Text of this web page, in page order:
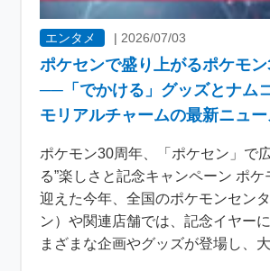
エンタメ | 2026/07/03
ポケセンで盛り上がるポケモ
──「でかける」グッズとナム
モリアルチャームの最新ニュー
ポケモン30周年、「ポケセン」で
る”楽しさと記念キャンペーン ポケ
迎えた今年、全国のポケモンセン
ン）や関連店舗では、記念イヤー
まざまな企画やグッズが登場し、